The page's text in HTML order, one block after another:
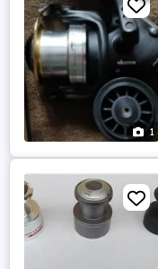
1